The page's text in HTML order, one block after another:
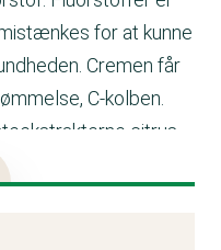
for at kunne
Cremen får
C-kolben.
citrus
flower oil,